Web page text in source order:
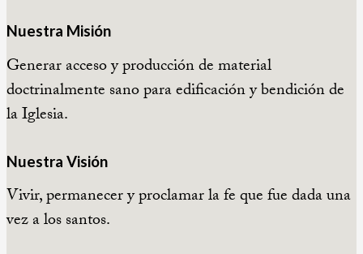
Nuestra Misión
Generar acceso y producción de material
doctrinalmente sano para edificación y bendición de
la Iglesia.
Nuestra Visión
Vivir, permanecer y proclamar la fe que fue dada una
vez a los santos.